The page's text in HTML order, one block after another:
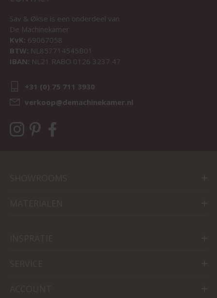
Sav & Økse is een onderdeel van
De Machinekamer
KvK: 69067058
BTW: NL857714545B01
IBAN: NL21 RABO 0126 3237 47
+31 (0) 75 711 3930
verkoop@demachinekamer.nl